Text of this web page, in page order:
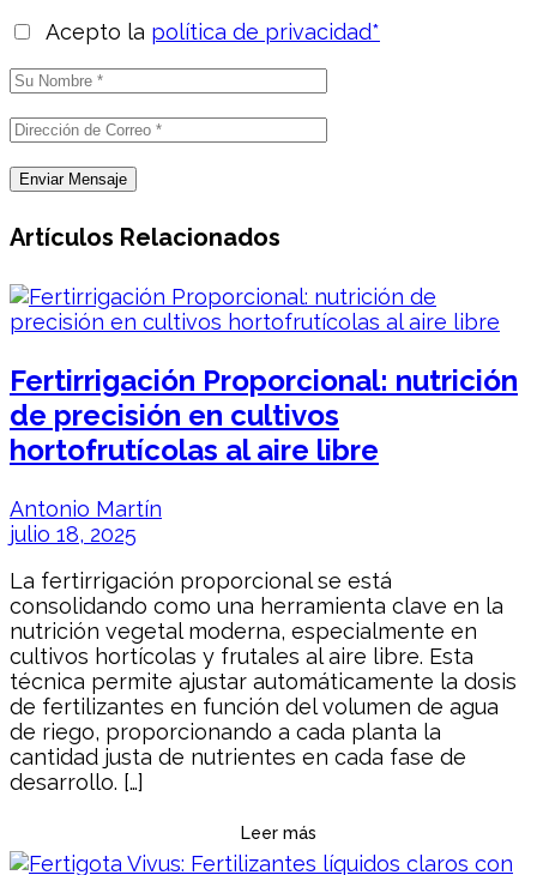
Acepto la política de privacidad*
Artículos Relacionados
Fertirrigación Proporcional: nutrición
de precisión en cultivos
hortofrutícolas al aire libre
Antonio Martín
julio 18, 2025
La fertirrigación proporcional se está
consolidando como una herramienta clave en la
nutrición vegetal moderna, especialmente en
cultivos hortícolas y frutales al aire libre. Esta
técnica permite ajustar automáticamente la dosis
de fertilizantes en función del volumen de agua
de riego, proporcionando a cada planta la
cantidad justa de nutrientes en cada fase de
desarrollo. […]
Leer más